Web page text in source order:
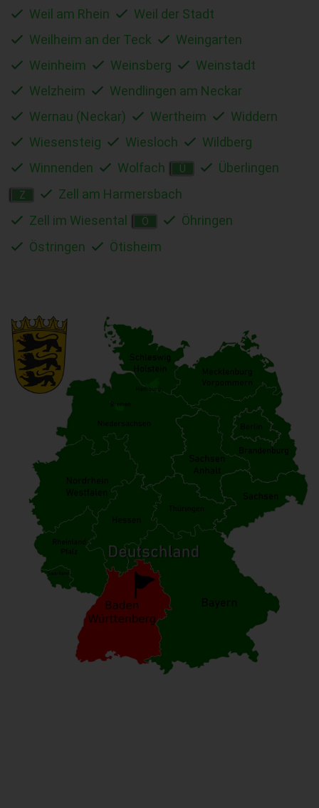
Weil am Rhein
Weil der Stadt
Weilheim an der Teck
Weingarten
Weinheim
Weinsberg
Weinstadt
Welzheim
Wendlingen am Neckar
Wernau (Neckar)
Wertheim
Widdern
Wiesensteig
Wiesloch
Wildberg
Winnenden
Wolfach Ü Überlingen
Z
Zell am Harmersbach
Zell im Wiesental
Ö
Öhringen
Östringen
Ötisheim